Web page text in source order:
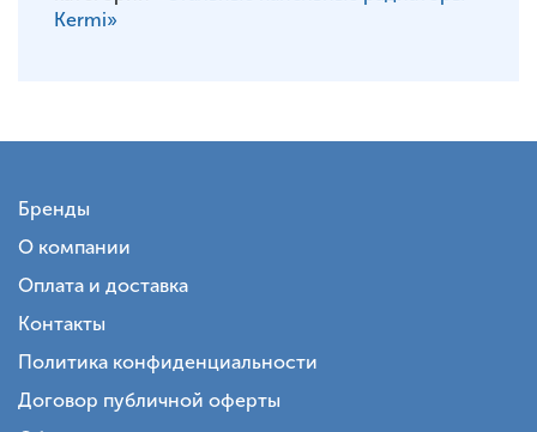
Kermi»
Бренды
О компании
Оплата и доставка
Контакты
Политика конфиденциальности
Договор публичной оферты